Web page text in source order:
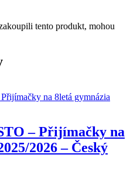
tento produkt, mohou
– Přijímačky na
2026 – Český